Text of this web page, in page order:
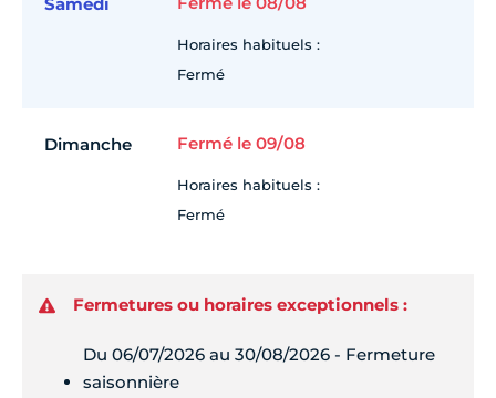
Samedi
Horaires habituels :
Fermé
Dimanche Fermé le 09/08
Horaires habituels :
Fermé
Fermetures ou horaires exceptionnels :
Du 06/07/2026 au 30/08/2026 - Fermeture
saisonnière